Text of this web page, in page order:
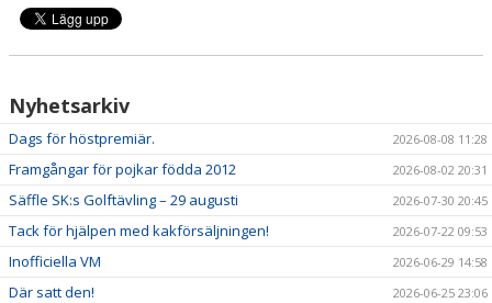
Nyhetsarkiv
Dags för höstpremiär. 2026-08-08 11:28
Framgångar för pojkar födda 2012 2026-08-02 20:31
Säffle SK:s Golftävling – 29 augusti 2026-07-30 20:45
Tack för hjälpen med kakförsäljningen! 2026-07-22 09:53
Inofficiella VM 2026-06-29 14:58
Där satt den!
2026-06-25 23:06